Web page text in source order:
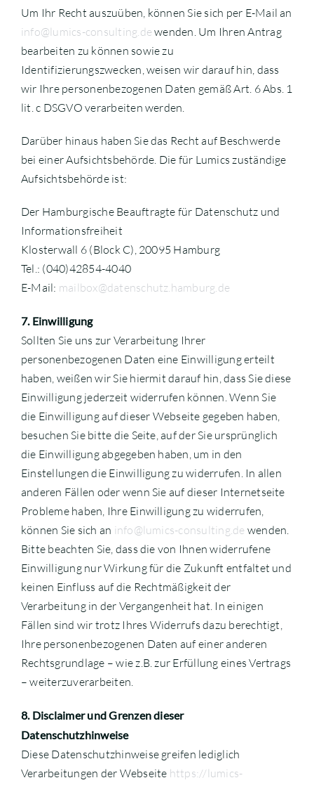
Um Ihr Recht auszuüben, können Sie sich per E-Mail an
info@lumics-consulting.de wenden. Um Ihren Antrag
bearbeiten zu können sowie zu
Identifizierungszwecken, weisen wir darauf hin, dass
wir Ihre personenbezogenen Daten gemäß Art. 6 Abs. 1
lit. c DSGVO verarbeiten werden.
Darüber hinaus haben Sie das Recht auf Beschwerde
bei einer Aufsichtsbehörde. Die für Lumics zuständige
Aufsichtsbehörde ist:
Der Hamburgische Beauftragte für Datenschutz und
Informationsfreiheit
Klosterwall 6 (Block C), 20095 Hamburg
Tel.: (040)42854-4040
E-Mail: mailbox@datenschutz.hamburg.de
7. Einwilligung
Sollten Sie uns zur Verarbeitung Ihrer
personenbezogenen Daten eine Einwilligung erteilt
haben, weißen wir Sie hiermit darauf hin, dass Sie diese
Einwilligung jederzeit widerrufen können. Wenn Sie
die Einwilligung auf dieser Webseite gegeben haben,
besuchen Sie bitte die Seite, auf der Sie ursprünglich
die Einwilligung abgegeben haben, um in den
Einstellungen die Einwilligung zu widerrufen. In allen
anderen Fällen oder wenn Sie auf dieser Internetseite
Probleme haben, Ihre Einwilligung zu widerrufen,
können Sie sich an info@lumics-consulting.de wenden.
Bitte beachten Sie, dass die von Ihnen widerrufene
Einwilligung nur Wirkung für die Zukunft entfaltet und
keinen Einfluss auf die Rechtmäßigkeit der
Verarbeitung in der Vergangenheit hat. In einigen
Fällen sind wir trotz Ihres Widerrufs dazu berechtigt,
Ihre personenbezogenen Daten auf einer anderen
Rechtsgrundlage – wie z.B. zur Erfüllung eines Vertrags
– weiterzuverarbeiten.
8. Disclaimer und Grenzen dieser
Datenschutzhinweise
Diese Datenschutzhinweise greifen lediglich
Verarbeitungen der Webseite https://lumics-